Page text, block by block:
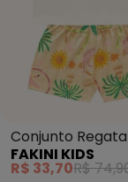
Conjunto
(Bege)
FAKINI KIDS
R$ 33,70R$